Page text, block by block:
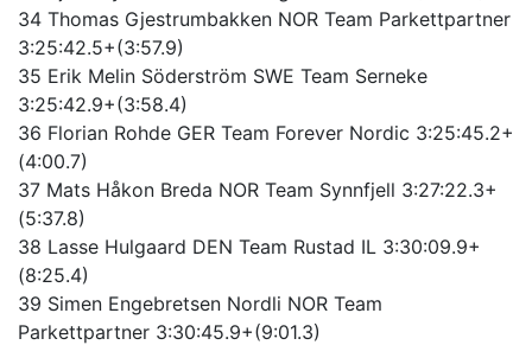
34 Thomas Gjestrumbakken NOR Team Parkettpartner
3:25:42.5+(3:57.9)
35 Erik Melin Söderström SWE Team Serneke
3:25:42.9+(3:58.4)
36 Florian Rohde GER Team Forever Nordic 3:25:45.2+
(4:00.7)
37 Mats Håkon Breda NOR Team Synnfjell 3:27:22.3+
(5:37.8)
38 Lasse Hulgaard DEN Team Rustad IL 3:30:09.9+
(8:25.4)
39 Simen Engebretsen Nordli NOR Team
Parkettpartner 3:30:45.9+(9:01.3)